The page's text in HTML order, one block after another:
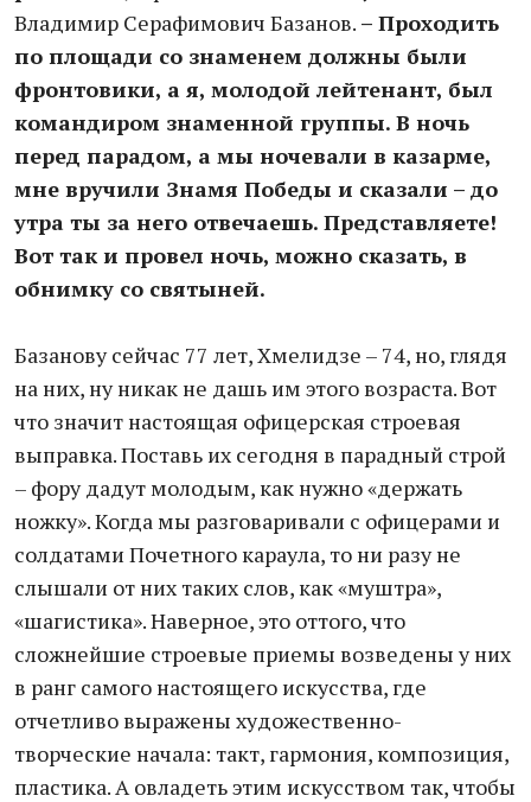
Владимир Серафимович Базанов. – Проходить
по площади со знаменем должны были
фронтовики, а я, молодой лейтенант, был
командиром знаменной группы. В ночь
перед парадом, а мы ночевали в казарме,
мне вручили Знамя Победы и сказали – до
утра ты за него отвечаешь. Представляете!
Вот так и провел ночь, можно сказать, в
обнимку со святыней.
Базанову сейчас 77 лет, Хмелидзе – 74, но, глядя
на них, ну никак не дашь им этого возраста. Вот
что значит настоящая офицерская строевая
выправка. Поставь их сегодня в парадный строй
– фору дадут молодым, как нужно «держать
ножку». Когда мы разговаривали с офицерами и
солдатами Почетного караула, то ни разу не
слышали от них таких слов, как «муштра»,
«шагистика». Наверное, это оттого, что
сложнейшие строевые приемы возведены у них
в ранг самого настоящего искусства, где
отчетливо выражены художественно-
творческие начала: такт, гармония, композиция,
пластика. А овладеть этим искусством так, чтобы